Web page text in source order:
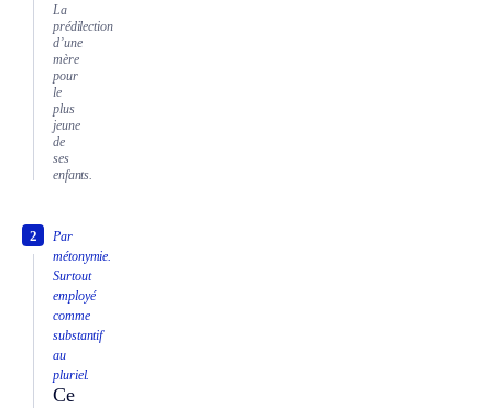
La
prédilection
d’une
mère
pour
le
plus
jeune
de
ses
enfants.
Par
métonymie.
Surtout
employé
comme
substantif
au
pluriel.
Ce
2